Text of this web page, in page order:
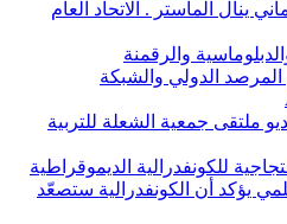
ينال الماستر . الاتحاد العام
والرقمنة
الدولي والشبكة
جمعية الشعلة للتربية
للكونفدرالية الديموقراطية
يؤكد أن الكونفدرالية ستصعّد